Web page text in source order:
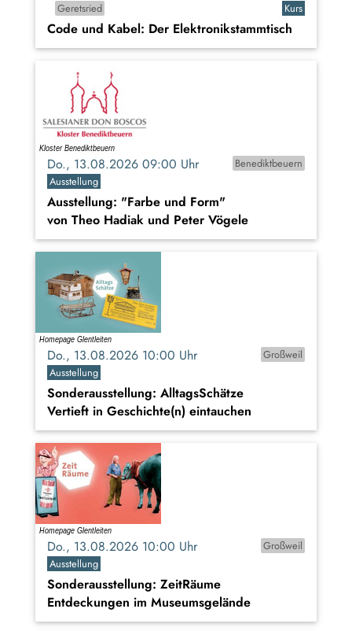
Geretsried
Kurs
Code und Kabel: Der Elektronikstammtisch
Do., 13.08.2026 09:00 Uhr
Benediktbeuern
Ausstellung
Ausstellung: "Farbe und Form"
von Theo Hadiak und Peter Vögele
Do., 13.08.2026 10:00 Uhr
Großweil
Ausstellung
Sonderausstellung: AlltagsSchätze
Vertieft in Geschichte(n) eintauchen
Do., 13.08.2026 10:00 Uhr
Großweil
Ausstellung
Sonderausstellung: ZeitRäume
Entdeckungen im Museumsgelände